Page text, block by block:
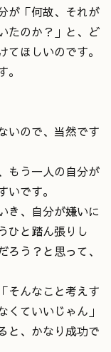
が「何故、それが
たのか？」と、ど
ほしいのです。
いので、当然です
もう一人の自分が
いです。
き、自分が嫌いに
ひと踏ん張りし
う？と思って、
そんなこと考えす
くていいじゃん」
と、かなり成功で